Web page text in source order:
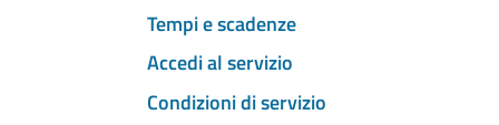
Tempi e scadenze
Accedi al servizio
Condizioni di servizio